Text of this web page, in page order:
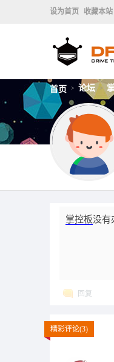
设为首页 收藏本站
首页 > 论坛 >
掌控板没有
回复
精彩评论(3)